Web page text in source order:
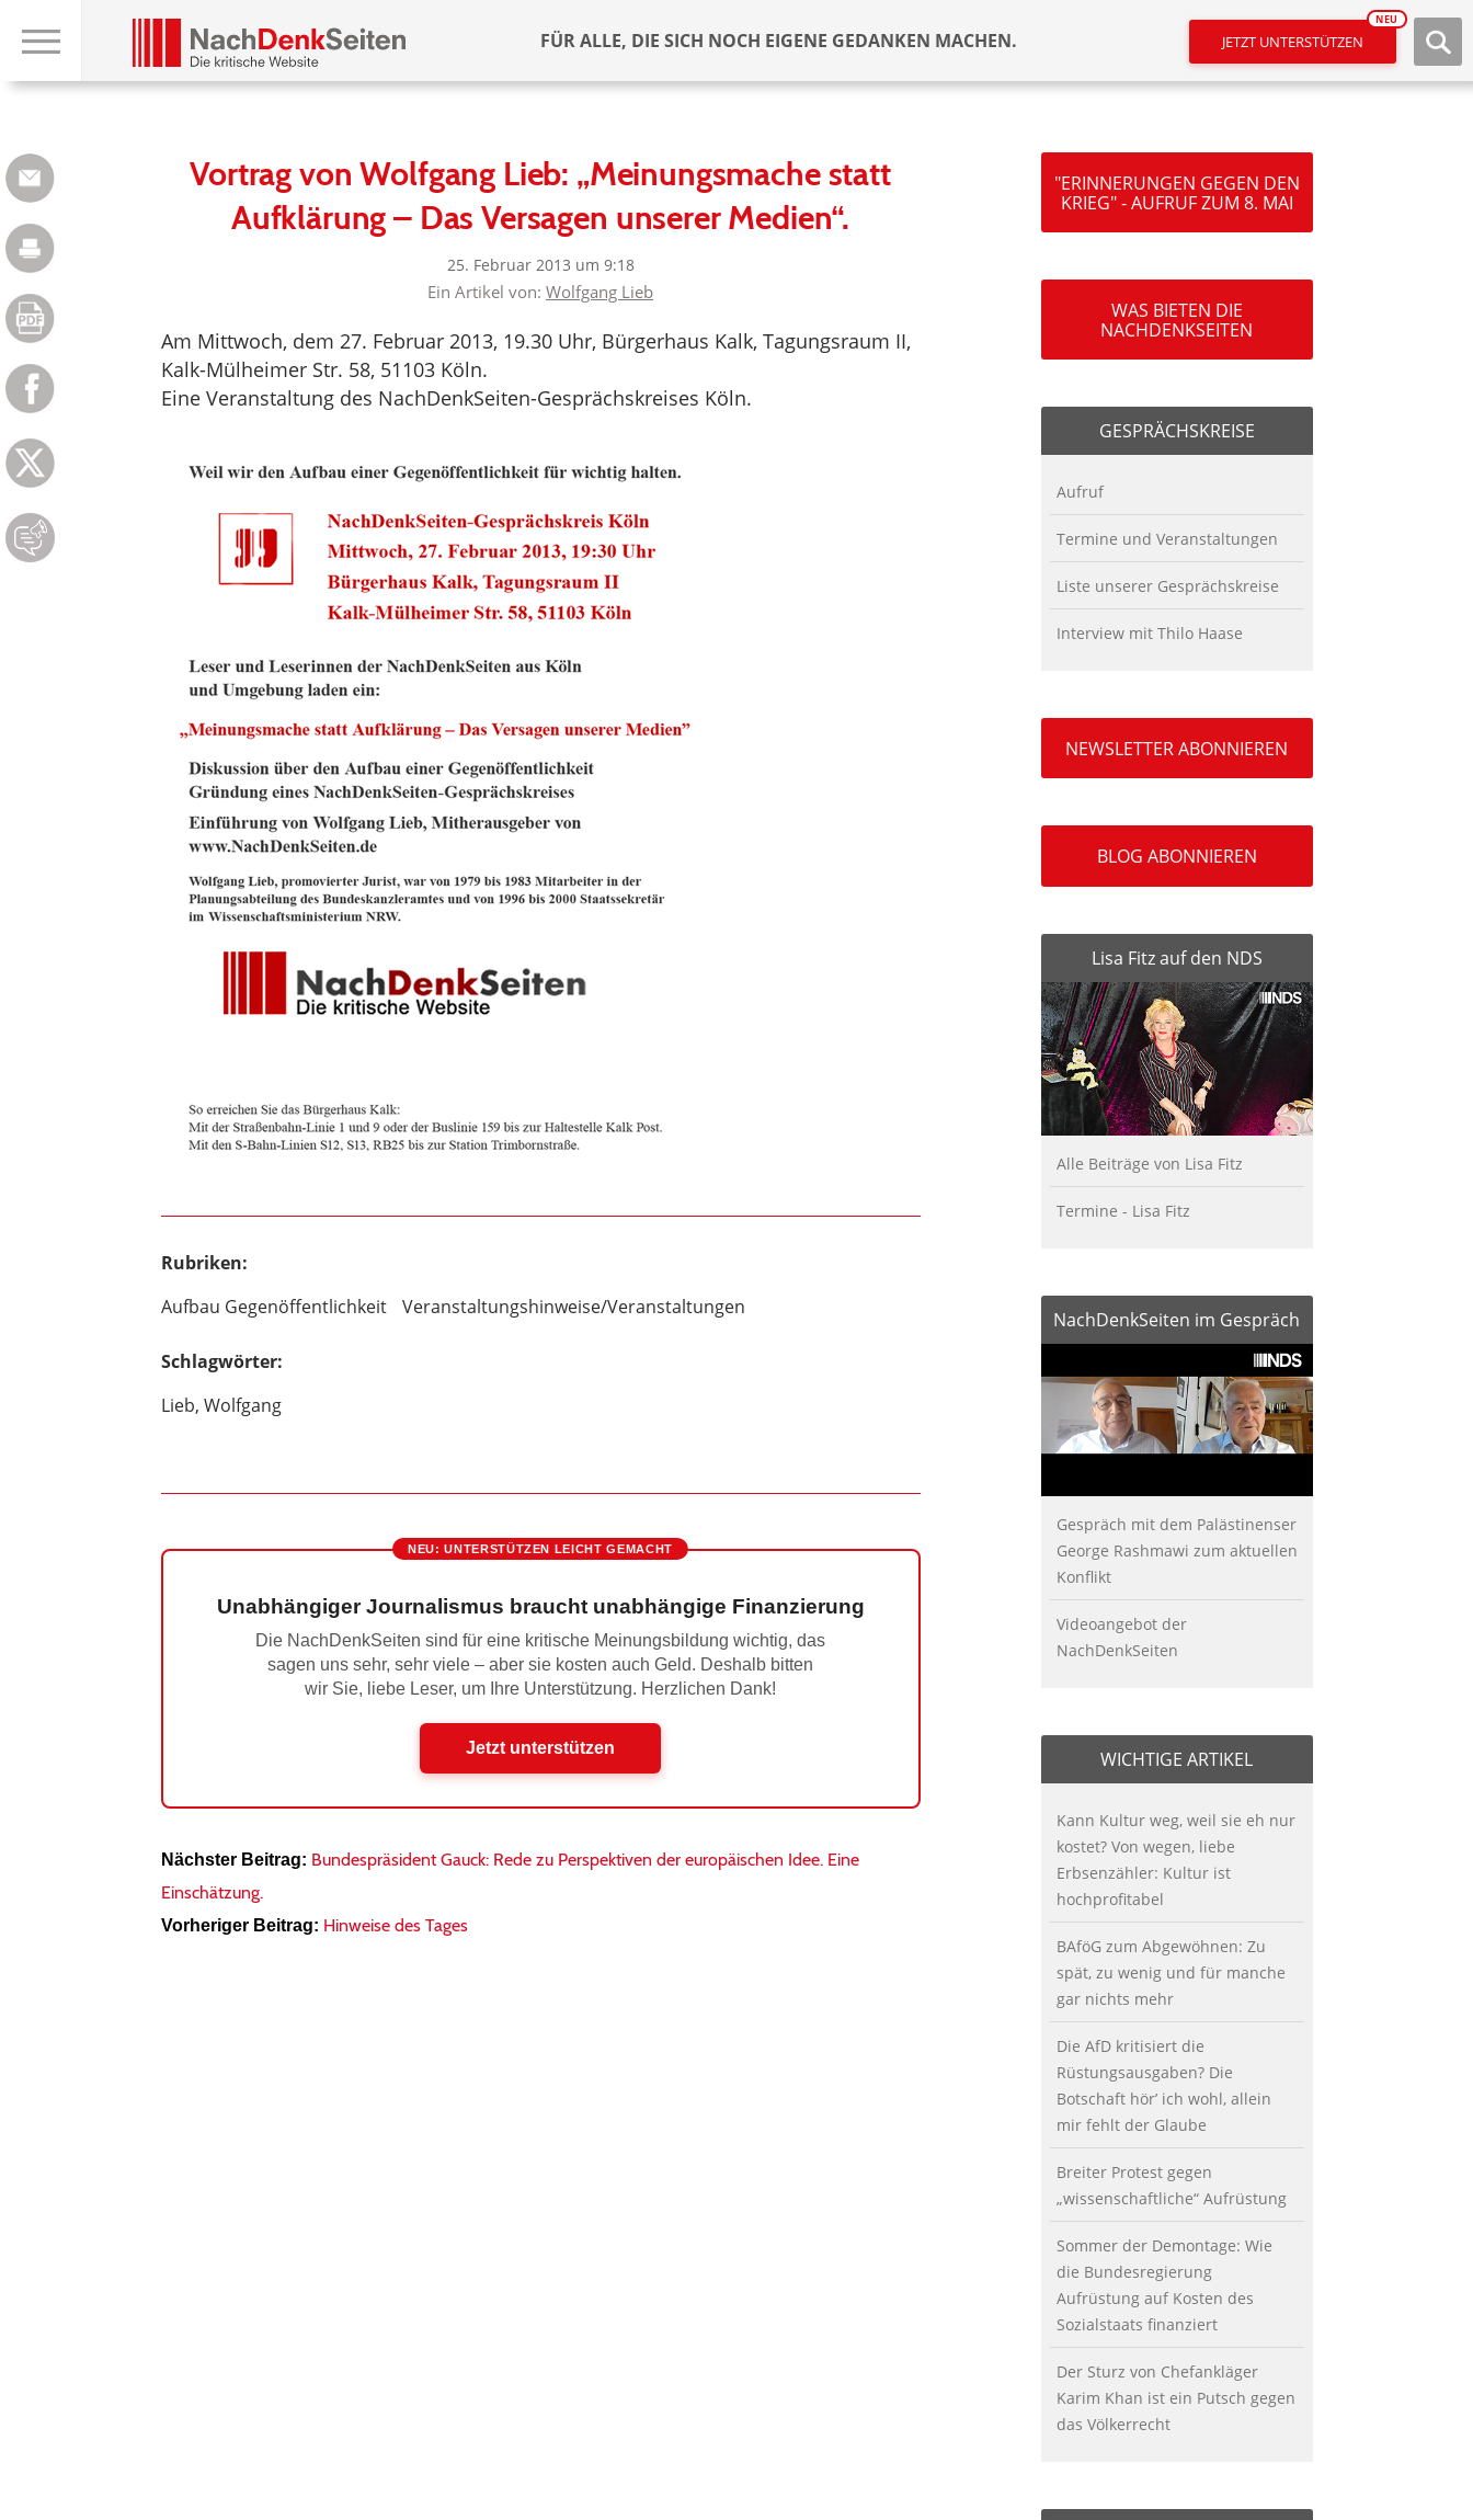
FÜR ALLE, DIE SICH NOCH EIGENE GEDANKEN MACHEN. JETZT UNTERSTÜTZEN
NEU
Vortrag von Wolfgang Lieb: „Meinungsmache statt
Aufklärung – Das Versagen unserer Medien“.
25. Februar 2013 um 9:18
Ein Artikel von: Wolfgang Lieb
Am Mittwoch, dem 27. Februar 2013, 19.30 Uhr, Bürgerhaus Kalk, Tagungsraum II,
Kalk-Mülheimer Str. 58, 51103 Köln.
Eine Veranstaltung des NachDenkSeiten-Gesprächskreises Köln.
Rubriken:
Aufbau Gegenöffentlichkeit
Veranstaltungshinweise/Veranstaltungen
Schlagwörter:
Lieb, Wolfgang
NEU: UNTERSTÜTZEN LEICHT GEMACHT
Unabhängiger Journalismus braucht unabhängige Finanzierung
Die NachDenkSeiten sind für eine kritische Meinungsbildung wichtig, das
sagen uns sehr, sehr viele – aber sie kosten auch Geld. Deshalb bitten
wir Sie, liebe Leser, um Ihre Unterstützung. Herzlichen Dank!
Jetzt unterstützen
Nächster Beitrag: Bundespräsident Gauck: Rede zu Perspektiven der europäischen Idee. Eine
Einschätzung.
Vorheriger Beitrag: Hinweise des Tages
"ERINNERUNGEN GEGEN DEN
KRIEG" - AUFRUF ZUM 8. MAI
WAS BIETEN DIE
NACHDENKSEITEN
GESPRÄCHSKREISE
Aufruf
Termine und Veranstaltungen
Liste unserer Gesprächskreise
Interview mit Thilo Haase
NEWSLETTER ABONNIEREN
BLOG ABONNIEREN
Lisa Fitz auf den NDS
Alle Beiträge von Lisa Fitz
Termine - Lisa Fitz
NachDenkSeiten im Gespräch
Gespräch mit dem Palästinenser
George Rashmawi zum aktuellen
Konflikt
Videoangebot der
NachDenkSeiten
WICHTIGE ARTIKEL
Kann Kultur weg, weil sie eh nur
kostet? Von wegen, liebe
Erbsenzähler: Kultur ist
hochprofitabel
BAföG zum Abgewöhnen: Zu
spät, zu wenig und für manche
gar nichts mehr
Die AfD kritisiert die
Rüstungsausgaben? Die
Botschaft hör’ ich wohl, allein
mir fehlt der Glaube
Breiter Protest gegen
„wissenschaftliche“ Aufrüstung
Sommer der Demontage: Wie
die Bundesregierung
Aufrüstung auf Kosten des
Sozialstaats finanziert
Der Sturz von Chefankläger
Karim Khan ist ein Putsch gegen
das Völkerrecht